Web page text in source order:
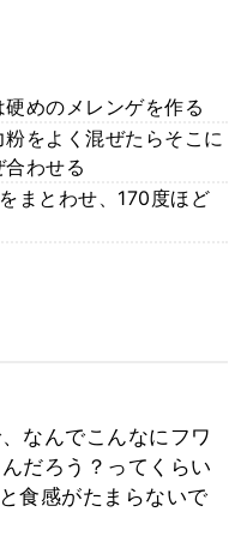
めのメレンゲを作る
をよく混ぜたらそこに
わせる
まとわせ、170度ほど
なんでこんなにフワ
だろう？ってくらい
食感がたまらないで